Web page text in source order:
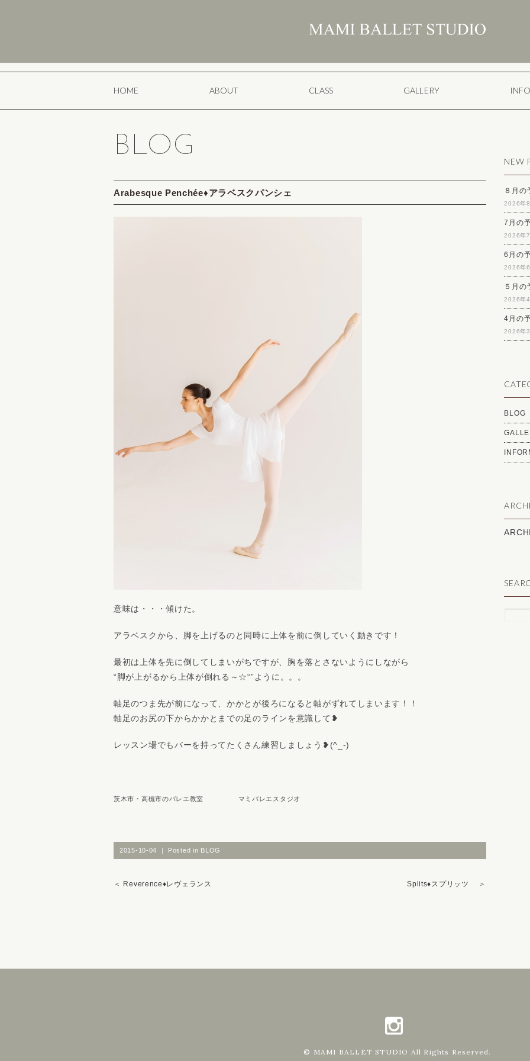
HOME ABOUT CLASS GALLERY
BLOG
Arabesque Penchée♦アラベスクパンシェ
意味は・・・傾けた。
アラベスクから、脚を上げるのと同時に上体を前に倒していく動きです！
最初は上体を先に倒してしまいがちですが、胸を落とさないようにしながら
“脚が上がるから上体が倒れる～☆“”ように。。。
軸足のつま先が前になって、かかとが後ろになると軸がずれてしまいます！！
軸足のお尻の下からかかとまでの足のラインを意識して❥
レッスン場でもバーを持ってたくさん練習しましょう❥(^_-)
茨木市・高槻市のバレエ教室 マミバレエスタジオ
2015-10-04 ｜ Posted in BLOG
＜ Reverence♦レヴェランス Splits♦スプリッツ ＞
NEW
８月の
2026年8
7月の
2026年7
6月の
2026年6
５月の
2026年4
4月の
2026年3
BLOG
© MAMI BALLET STUDIO All Rights Reserved.